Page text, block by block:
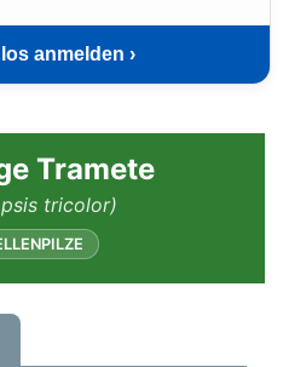
anmelden ›
Tramete
tricolor)